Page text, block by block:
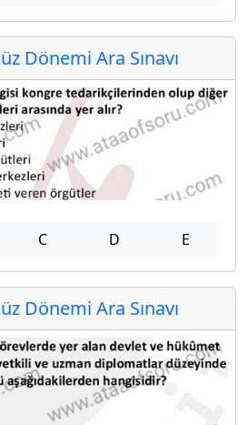
Dönemi Ara Sınavı
C D E
Dönemi Ara Sınavı